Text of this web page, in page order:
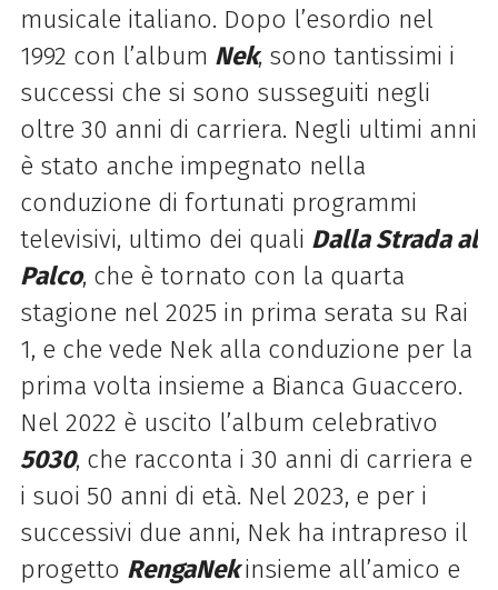
musicale italiano. Dopo l’esordio nel
1992 con l’album Nek, sono tantissimi i
successi che si sono susseguiti negli
oltre 30 anni di carriera. Negli ultimi anni
è stato anche impegnato nella
conduzione di fortunati programmi
televisivi, ultimo dei quali Dalla Strada al
Palco, che è tornato con la quarta
stagione nel 2025 in prima serata su Rai
1, e che vede Nek alla conduzione per la
prima volta insieme a Bianca Guaccero.
Nel 2022 è uscito l’album celebrativo
5030, che racconta i 30 anni di carriera e
i suoi 50 anni di età. Nel 2023, e per i
successivi due anni, Nek ha intrapreso il
progetto RengaNekinsieme all’amico e